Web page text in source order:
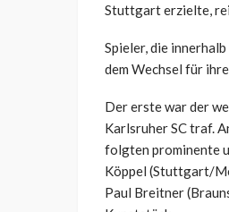
Stuttgart erzielte,
Spieler, die
dem Wechsel für
Der erste war der
Karlsruher SC traf.
folgten prominente
Köppel (Stuttgart/
Paul Breitner